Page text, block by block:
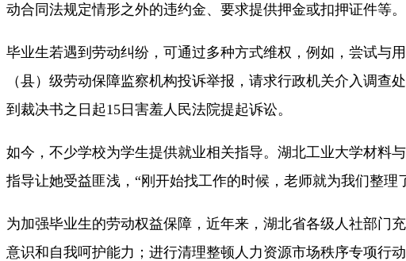
动合同法规定情形之外的违约金、要求提供押金或扣押证件等。
毕业生若遇到劳动纠纷，可通过多种方式维权，例如，尝试与
（县）级劳动保障监察机构投诉举报，请求行政机关介入调
到裁决书之日起15日害羞人民法院提起诉讼。
如今，不少学校为学生提供就业相关指导。湖北工业大学材料
指导让她受益匪浅，“刚开始找工作的时候，老师就为我们整
为加强毕业生的劳动权益保障，近年来，湖北省各级人社部门
意识和自我呵护能力；进行清理整顿人力资源市场秩序专项行